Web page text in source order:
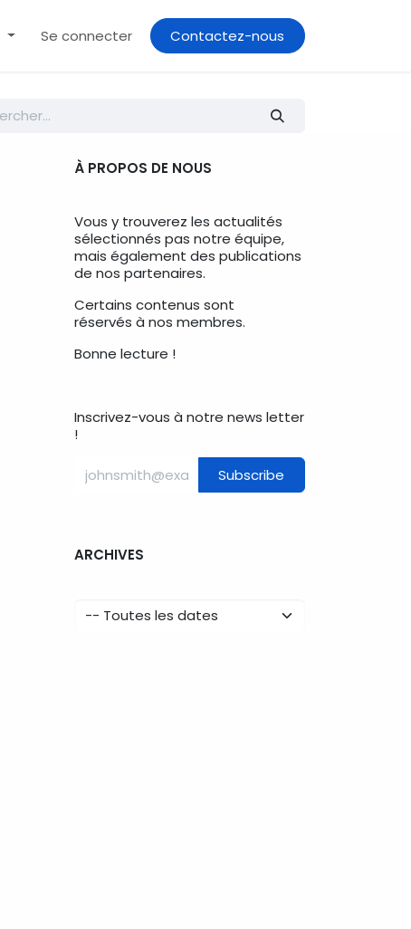
Se connecter Contactez-nous
À PROPOS DE NOUS
Vous y trouverez les actualités
sélectionnés pas notre équipe,
mais également des publications
de nos partenaires.
Certains contenus sont
réservés à nos membres.
Bonne lecture !
Inscrivez-vous à notre news letter
!
Subscribe
ARCHIVES